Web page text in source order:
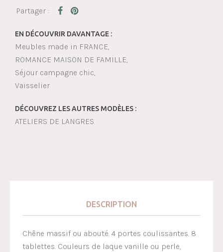
EN DÉCOUVRIR DAVANTAGE :
Meubles made in FRANCE
ROMANCE MAISON DE FAMILLE
Séjour campagne chic
Vaisselier
DÉCOUVREZ LES AUTRES MODÈLES :
ATELIERS DE LANGRES
DESCRIPTION
Chêne massif ou abouté. 4 portes coulissantes. 8
tablettes. Couleurs de laque vanille ou perle,